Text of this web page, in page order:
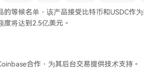
等候名单，该产品接受比特币和USDC作
将达到2.5亿美元。
合作，为其后台交易提供技术支持。